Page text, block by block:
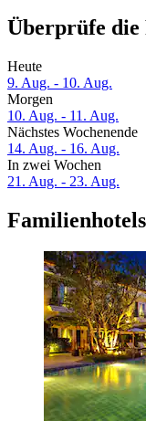
Überprüfe die
Heute
9. Aug. - 10. Aug.
Morgen
10. Aug. - 11. Aug.
Nächstes Wochenende
14. Aug. - 16. Aug.
In zwei Wochen
21. Aug. - 23. Aug.